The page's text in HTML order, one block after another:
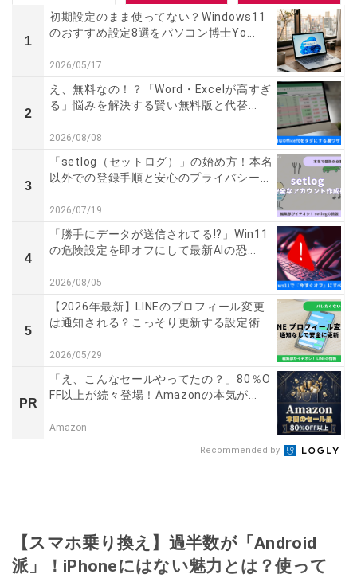
1
初期設定のまま使ってない？Windows11
のおすすめ設定8選をパソコン博士Yo...
2026/05/17
2
え、無料なの！？「Word・Excelが高すぎ
る」悩みを解決する賢い無料版と代替...
2026/08/08
3
「setlog（セットログ）」の始め方！本名
以外での登録手順と安心のプライバシー...
2026/07/19
4
「勝手にデータが送信されてる!?」Win11
の危険設定を即オフにして最新AIの恐...
2026/08/05
5
【2026年最新】LINEのプロフィール変更
は通知される？こっそり更新する設定術
2026/05/29
PR
「え、こんなセールやってたの？」80％O
FF以上が続々登場！Amazonの本気が...
Amazon
Recommended by
【スマホ乗り換え】過半数が「Android
派」！iPhoneにはない魅力とは？使って